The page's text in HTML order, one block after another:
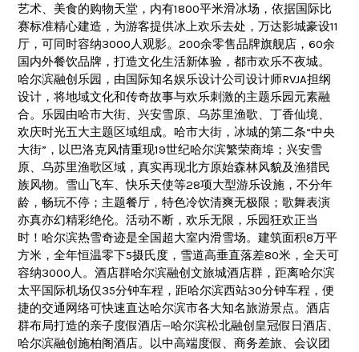
艺术、美食的购物天堂，内有1800平米滑冰场，依据国际比
赛标准精心建造，为游客提供冰上欢乐去处，万达影城豪设11
厅，可同时容纳3000人观影。200余零售品牌旗舰店，60余
国内外餐饮品牌，打造文化生活新体验，都市欢乐不夜城。
哈尔滨融创乐园，由国际知名娱乐设计公司设计师RVJA担纲
设计，将地域文化和传奇故事与欢乐刺激的主题乐园元素融
合。乐园由哈市大街、兴安雪原、乌苏里渔歌、丁香仙境、
欢庆时光五大主题区域组成。哈市大街，冰城的第二条“中央
大街”，以巴洛克风情重现19世纪哈尔滨繁荣商埠；兴安雪
原、乌苏里渔歌区域，真实再现北方原始森林风貌及渔猎民
族风物。雪山飞车、快乐天使等28项大型游乐设施，不分年
龄，畅玩不停；主题餐厅，特色冷饮清爽无极限；歌舞表演
亦真亦幻精彩绝伦。活动不断，欢乐无限，乐园狂欢正当
时！哈尔滨热雪奇迹是全国超大室内滑雪场。建筑面积8万平
方米，全年恒温零下5摄氏度，雪道高垂直落差80米，全天可
容纳3000人。酒店群哈尔滨融创文旅城酒店群，距离哈尔滨
太平国际机场仅35分钟车程，距哈尔滨西站30分钟车程，便
捷的交通网络可快速直达哈尔滨市各大知名旅游景点。酒店
群布局打造的亲子度假酒店—哈尔滨松北融创皇冠假日酒店、
哈尔滨融创施柏阁酒店。以中高端度假、商务差旅、会议团